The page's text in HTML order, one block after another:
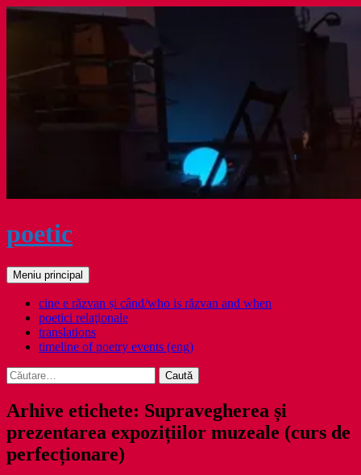
Sari
poetic
Caută
Meniu principal
cine e răzvan și când/who is răzvan and when
poetici relaţionale
translations
timeline of poetry events (eng)
Caută
după:
Arhive etichete: Supravegherea și
prezentarea expozițiilor muzeale (curs de
perfecționare)